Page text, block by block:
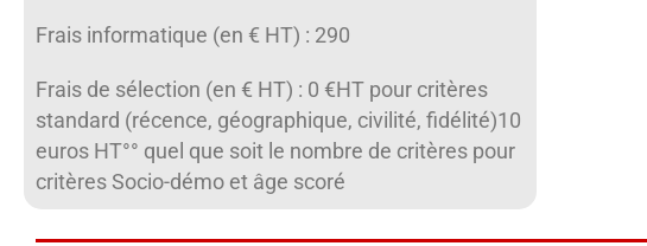
Frais informatique (en € HT) : 290
Frais de sélection (en € HT) : 0 €HT pour critères
standard (récence, géographique, civilité, fidélité)10
euros HT°° quel que soit le nombre de critères pour
critères Socio-démo et âge scoré